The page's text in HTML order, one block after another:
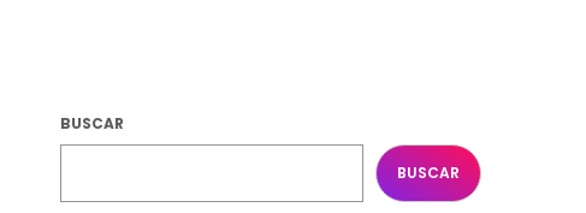
BUSCAR
BUSCAR